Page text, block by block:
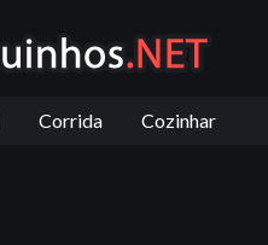
Corrida Cozinhar